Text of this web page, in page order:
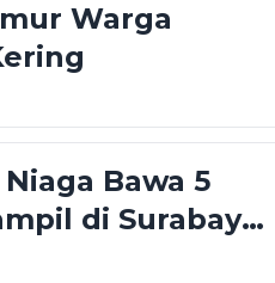
Warga
Bawa 5
di Surabaya